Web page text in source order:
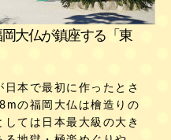
大仏が鎮座する「東
本で最初に作ったとさ
の福岡大仏は檜造りの
ては日本最大級の大き